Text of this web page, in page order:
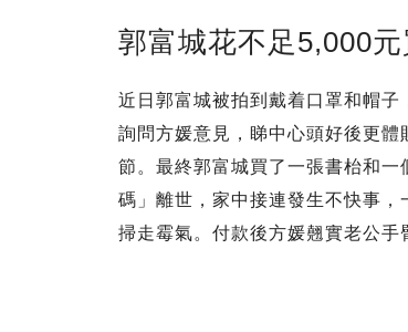
郭富城花不足5,000
近日郭富城被拍到戴着口罩和帽
詢問方媛意見，睇中心頭好後更
節。最終郭富城買了一張書枱和
碼」離世，家中接連發生不快事，
掃走霉氣。付款後方媛翹實老公手